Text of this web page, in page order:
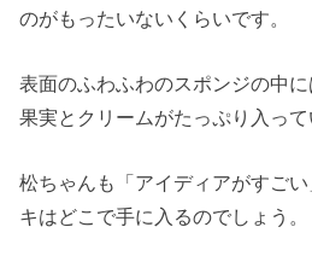
のがもったいないくらいです。
表面のふわふわのスポンジの中
果実とクリームがたっぷり入って
松ちゃんも「アイディアがすご
キはどこで手に入るのでしょう。